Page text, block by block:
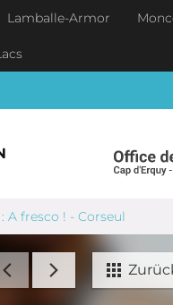
Lamballe-Armor
A fresco ! - Corseul